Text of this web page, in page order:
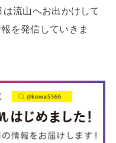
流山へお出かけして
を発信していきま